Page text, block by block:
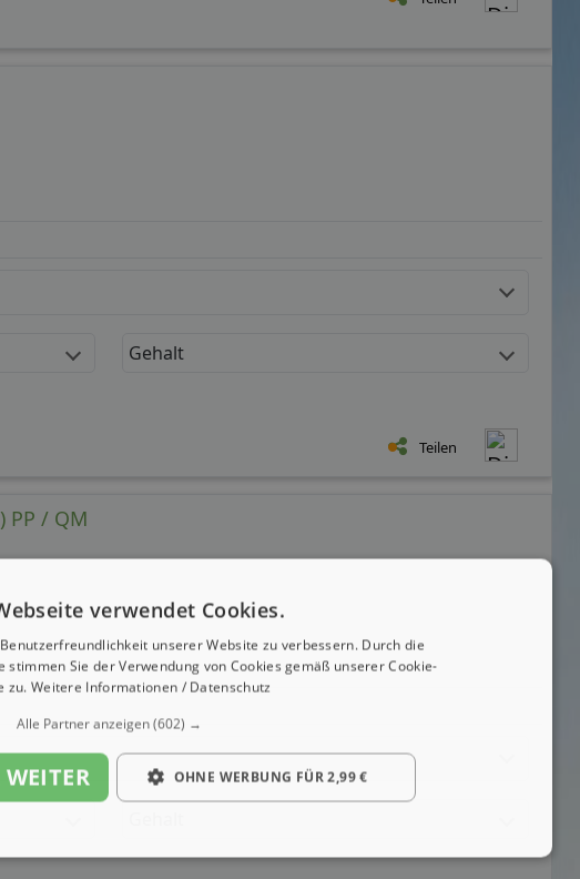
Gehalt
Teilen
PP / QM
verwendet Cookies.
unserer Website zu verbessern. Durch die
Sie der Verwendung von Cookies gemäß unserer Cookie-
zu. Weitere Informationen / Datenschutz
Alle Partner anzeigen(602) →
OHNE WERBUNG FÜR 2,99 €